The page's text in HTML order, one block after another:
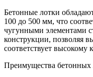
Бетонные лотки
100 до 500 мм, что
чугунными элементами
конструкции, позволяя
соответствует высокому
Преимущества бетонных